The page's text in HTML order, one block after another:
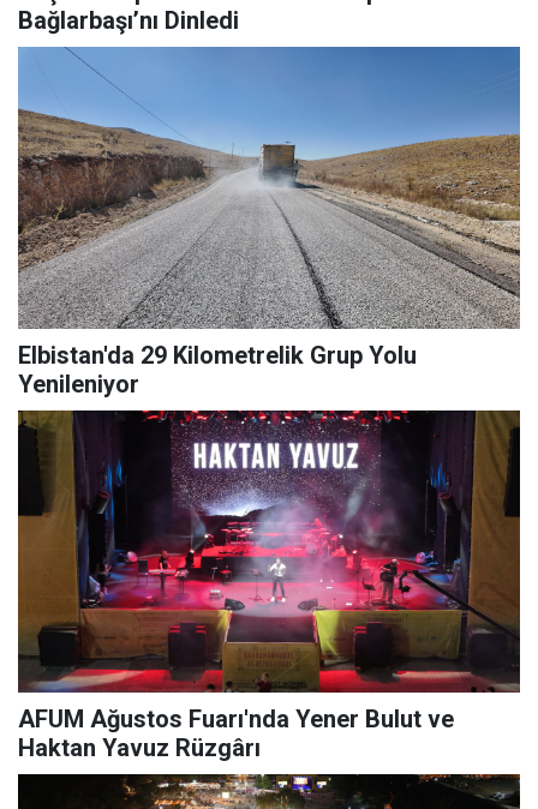
Bağlarbaşı’nı Dinledi
Elbistan'da 29 Kilometrelik Grup Yolu
Yenileniyor
AFUM Ağustos Fuarı'nda Yener Bulut ve
Haktan Yavuz Rüzgârı